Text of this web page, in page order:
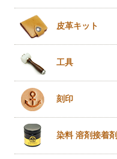
皮革キット
工具
刻印
染料 溶剤接着剤